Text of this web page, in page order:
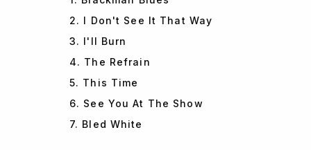
2. I Don't See It That Way
3. I'll Burn
4. The Refrain
5. This Time
6. See You At The Show
7. Bled White